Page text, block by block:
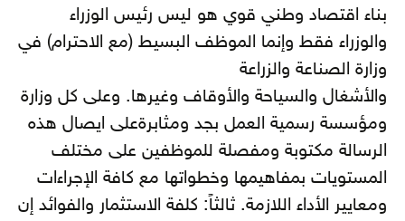
بناء اقتصاد وطني قوي هو ليس رئيس الوزراء
والوزراء فقط وإنما الموظف البسيط (مع الاحترام) في
وزارة الصناعة والزراعة
والأشغال والسياحة والأوقاف وغيرها. وعلى كل وزارة
ومؤسسة رسمية العمل بجد ومثابرةعلى ايصال هذه
الرسالة مكتوبة ومفصلة للموظفين على مختلف
المستويات بمفاهيمها وخطواتها مع كافة الإجراءات
ومعايير الأداء اللازمة. ثالثاً: كلفة الاستثمار والفوائد إن